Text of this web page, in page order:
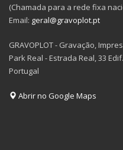
(Chamada para a rede fixa
Email: geral@gravoplot.pt
GRAVOPLOT - Gravação,
Park Real - Estrada Real, 33
Portugal
Abrir no Google Maps